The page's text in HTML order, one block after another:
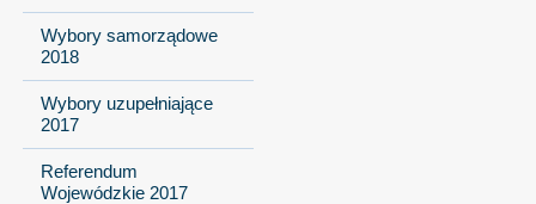
Wybory samorządowe
2018
Wybory uzupełniające
2017
Referendum
Wojewódzkie 2017